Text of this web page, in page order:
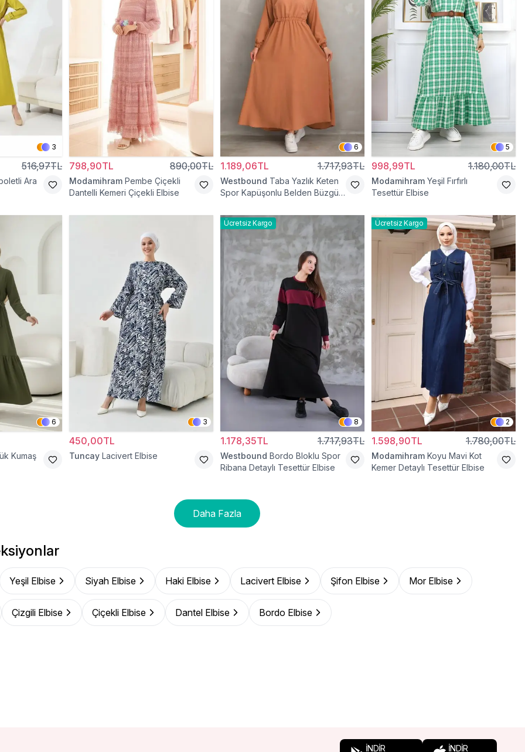
3
516,97TL
Ara
798,90TL 890,00TL
Modamihram Pembe Çiçekli
Dantelli Kemeri Çiçekli Elbise
6
1.189,06TL 1.717,93TL
Westbound Taba Yazlık Keten
Spor Kapüşonlu Belden Büzgülü
5
998,99TL 1.180,00TL
Modamihram Yeşil Fırfırlı
Tesettür Elbise
6
Kumaş
3
450,00TL
Tuncay Lacivert Elbise
Ücretsiz Kargo
8
1.178,35TL 1.717,93TL
Westbound Bordo Bloklu Spor
Ribana Detaylı Tesettür Elbise
Ücretsiz Kargo
2
1.598,90TL 1.780,00TL
Modamihram Koyu Mavi Kot
Kemer Detaylı Tesettür Elbise
Daha Fazla
Yeşil Elbise Siyah Elbise Haki Elbise Lacivert Elbise Şifon Elbise Mor Elbise
Çizgili Elbise Çiçekli Elbise Dantel Elbise Bordo Elbise
İNDİR İNDİR